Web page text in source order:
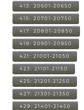
413: 20601-20650
415: 20701-20750
417: 20801-20850
419: 20901-20950
421: 21001-21050
423: 21101-21150
425: 21201-21250
427: 21301-21350
429: 21401-21450